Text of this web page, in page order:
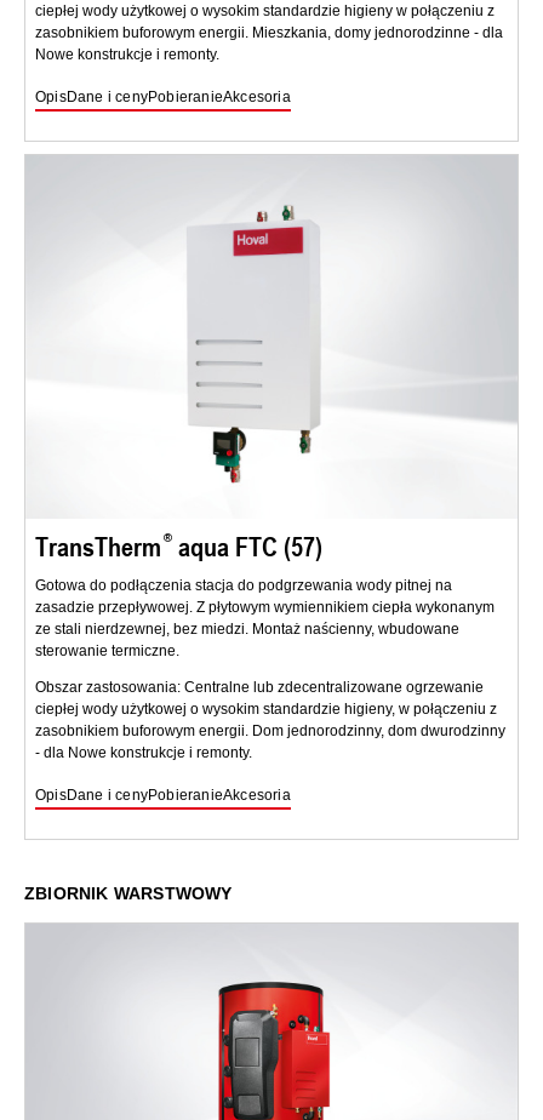
ciepłej wody użytkowej o wysokim standardzie higieny w połączeniu z
zasobnikiem buforowym energii. Mieszkania, domy jednorodzinne - dla
Nowe konstrukcje i remonty.
OpisDane i cenyPobieranieAkcesoria
TransTherm aqua FTC (57)
Gotowa do podłączenia stacja do podgrzewania wody pitnej na
zasadzie przepływowej. Z płytowym wymiennikiem ciepła wykonanym
ze stali nierdzewnej, bez miedzi. Montaż naścienny, wbudowane
sterowanie termiczne.
Obszar zastosowania: Centralne lub zdecentralizowane ogrzewanie
ciepłej wody użytkowej o wysokim standardzie higieny, w połączeniu z
zasobnikiem buforowym energii. Dom jednorodzinny, dom dwurodzinny
- dla Nowe konstrukcje i remonty.
OpisDane i cenyPobieranieAkcesoria
ZBIORNIK WARSTWOWY